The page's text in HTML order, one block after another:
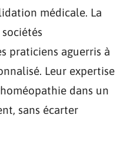
médicale. La
praticiens aguerris à
Leur expertise
dans un
sans écarter